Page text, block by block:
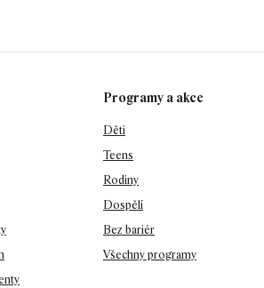
Programy a akce
Děti
Teens
Rodiny
Dospělí
Bez bariér
Všechny programy